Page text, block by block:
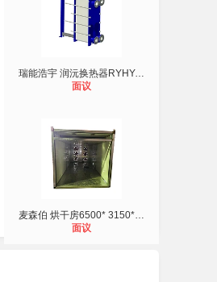
瑞能浩宇 润沅换热器RYHY-316-06-BL0
面议
麦森伯 烘干房6500* 3150*2600mm （
面议